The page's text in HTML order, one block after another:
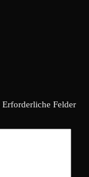
Erforderliche Felder